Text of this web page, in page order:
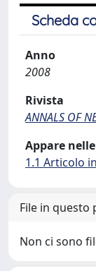
Scheda
Anno
2008
Rivista
ANNALS OF
Appare
1.1 Articolo
File in questo
Non ci sono